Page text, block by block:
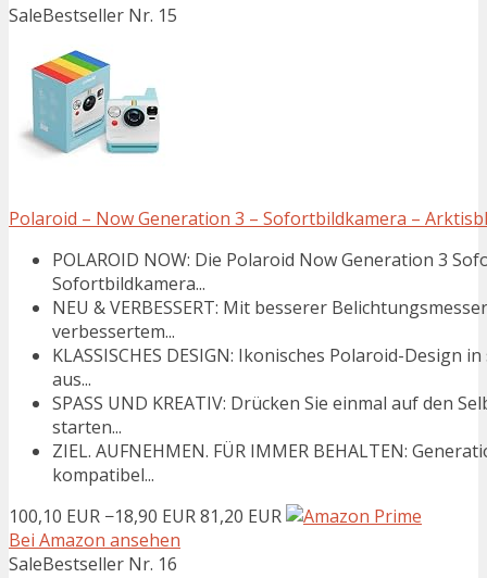
SaleBestseller Nr. 15
Polaroid – Now Generation 3 – Sofortbildkamera –
POLAROID NOW: Die Polaroid Now Generation 3
Sofortbildkamera...
NEU & VERBESSERT: Mit besserer
verbessertem...
KLASSISCHES DESIGN: Ikonisches Polaroid-
aus...
SPASS UND KREATIV: Drücken Sie einmal auf den
starten...
ZIEL. AUFNEHMEN. FÜR IMMER BEHALTEN:
kompatibel...
100,10 EUR −18,90 EUR81,20 EUR
Bei Amazon ansehen
SaleBestseller Nr. 16